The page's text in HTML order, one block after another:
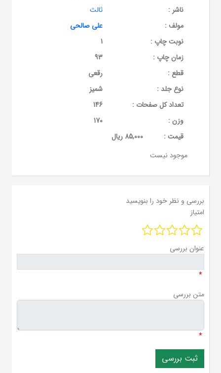
ناشر :
ثالث
مولف :
علی صالحی
نوبت چاپ :
1
زمان چاپ :
93
قطع :
رقعی
نوع جلد :
شمیز
تعداد کل صفحات :
146
وزن :
170
قيمت :
85,000 ریال
موجود نیست
بررسی و نظر خود را بنویسید
امتیاز
عنوان بررسی
*
متن بررسی
*